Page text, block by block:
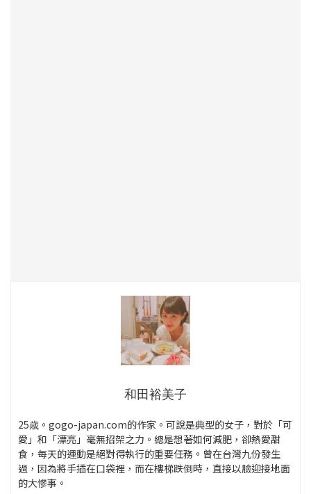
和田裕美子
25歳。gogo-japan.com的作家。可說是典型的女子，對於「可
愛」和「漂亮」毫無招架之力。總是想著如何減肥，卻熱愛甜
食，每天的運動是絕對得執行的重要任務。曾在台灣九份發生
過，因為將手插在口袋裡，而在樓梯跌倒時，直接以臉迎接地面
的大慘事。